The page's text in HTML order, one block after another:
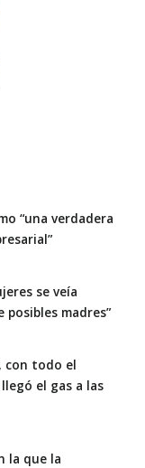
“una verdadera
se veía
madres”
con todo el
el gas a las
la que la